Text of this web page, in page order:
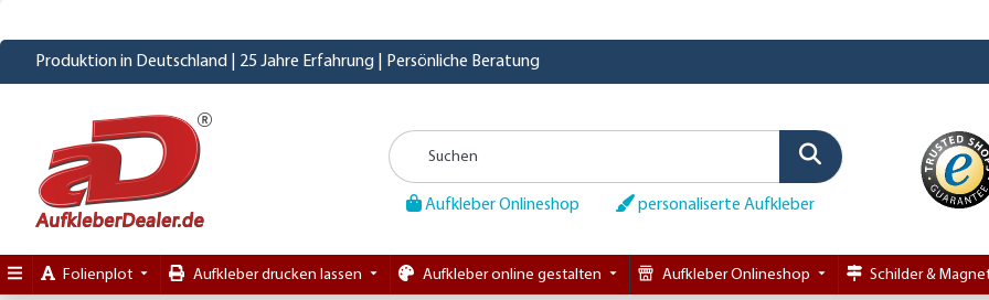
Produktion in Deutschland | 25 Jahre Erfahrung | Persönliche Beratung
Aufkleber Onlineshop personaliserte Aufkleber
Folienplot Aufkleber drucken lassen Aufkleber online gestalten Aufkleber Onlineshop Schilder &